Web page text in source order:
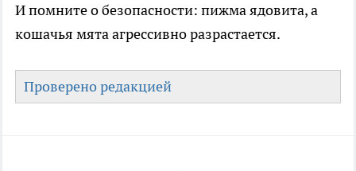
И помните о безопасности: пижма ядовита, а
кошачья мята агрессивно разрастается.
Проверено редакцией